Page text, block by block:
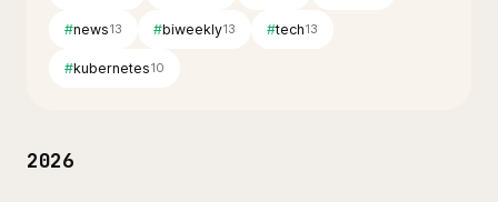
#news13 #biweekly13 #tech13
#kubernetes10
2026